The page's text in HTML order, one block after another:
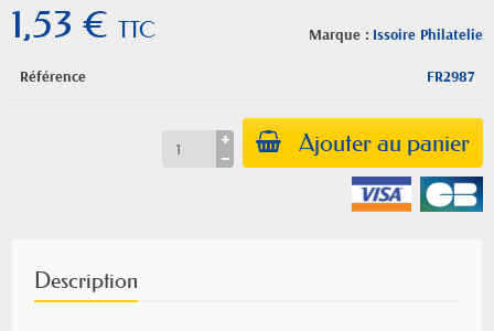
Marque : Issoire Philatelie
1,53 € TTC
Référence FR2987
Ajouter au panier
Description